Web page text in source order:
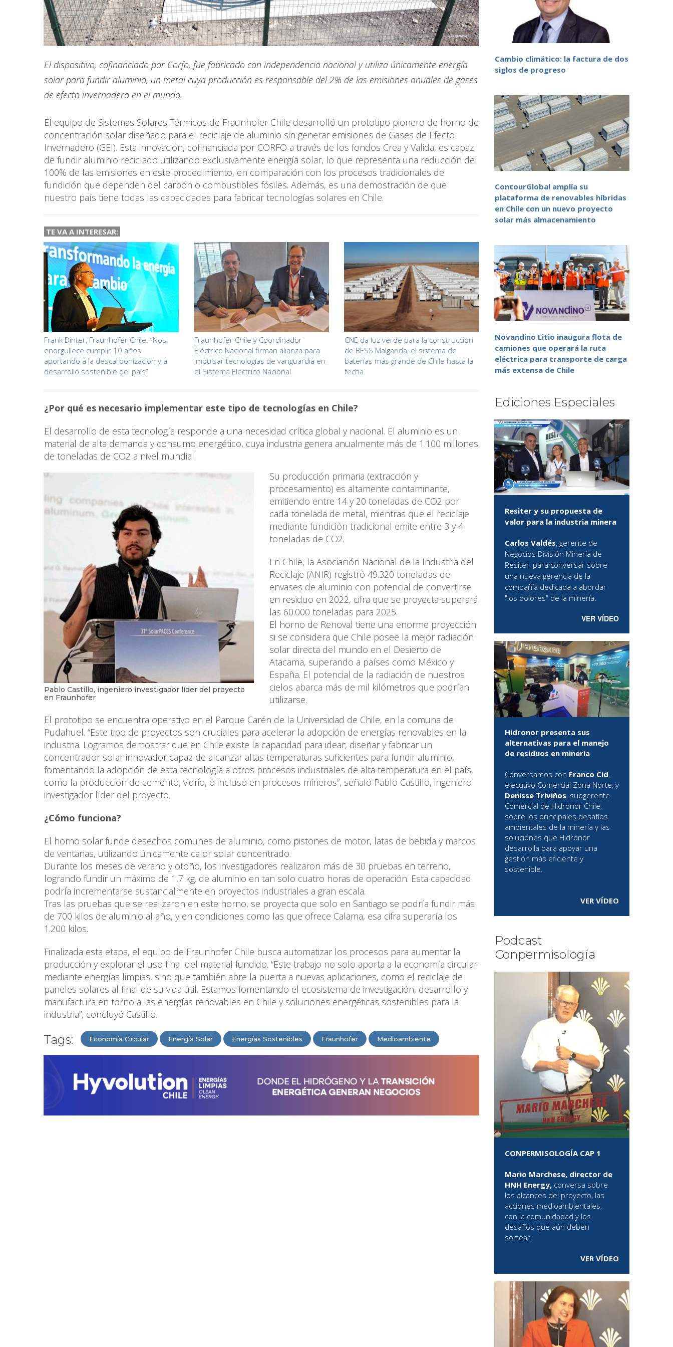
El dispositivo, cofinanciado por Corfo, fue fabricado con independencia nacional y utiliza únicamente energía
solar para fundir aluminio, un metal cuya producción es responsable del 2% de las emisiones anuales de gases
de efecto invernadero en el mundo.
El equipo de Sistemas Solares Térmicos de Fraunhofer Chile desarrolló un prototipo pionero de horno de
concentración solar diseñado para el reciclaje de aluminio sin generar emisiones de Gases de Efecto
Invernadero (GEI). Esta innovación, cofinanciada por CORFO a través de los fondos Crea y Valida, es capaz
de fundir aluminio reciclado utilizando exclusivamente energía solar, lo que representa una reducción del
100% de las emisiones en este procedimiento, en comparación con los procesos tradicionales de
fundición que dependen del carbón o combustibles fósiles. Además, es una demostración de que
nuestro país tiene todas las capacidades para fabricar tecnologías solares en Chile.
TE VA A INTERESAR:
Frank Dinter, Fraunhofer Chile: “Nos
enorgullece cumplir 10 años
aportando a la descarbonización y al
desarrollo sostenible del país”
Fraunhofer Chile y Coordinador
Eléctrico Nacional firman alianza para
impulsar tecnologías de vanguardia en
el Sistema Eléctrico Nacional
CNE da luz verde para la construcción
de BESS Malgarida, el sistema de
baterías más grande de Chile hasta la
fecha
¿Por qué es necesario implementar este tipo de tecnologías en Chile?
El desarrollo de esta tecnología responde a una necesidad crítica global y nacional. El aluminio es un
material de alta demanda y consumo energético, cuya industria genera anualmente más de 1.100 millones
de toneladas de CO2 a nivel mundial.
Pablo Castillo, ingeniero investigador líder del proyecto
en Fraunhofer
Su producción primaria (extracción y
procesamiento) es altamente contaminante,
emitiendo entre 14 y 20 toneladas de CO2 por
cada tonelada de metal, mientras que el reciclaje
mediante fundición tradicional emite entre 3 y 4
toneladas de CO2.
En Chile, la Asociación Nacional de la Industria del
Reciclaje (ANIR) registró 49.320 toneladas de
envases de aluminio con potencial de convertirse
en residuo en 2022, cifra que se proyecta superará
las 60.000 toneladas para 2025.
El horno de Renoval tiene una enorme proyección
si se considera que Chile posee la mejor radiación
solar directa del mundo en el Desierto de
Atacama, superando a países como México y
España. El potencial de la radiación de nuestros
cielos abarca más de mil kilómetros que podrían
utilizarse.
El prototipo se encuentra operativo en el Parque Carén de la Universidad de Chile, en la comuna de
Pudahuel. “Este tipo de proyectos son cruciales para acelerar la adopción de energías renovables en la
industria. Logramos demostrar que en Chile existe la capacidad para idear, diseñar y fabricar un
concentrador solar innovador capaz de alcanzar altas temperaturas suficientes para fundir aluminio,
fomentando la adopción de esta tecnología a otros procesos industriales de alta temperatura en el país,
como la producción de cemento, vidrio, o incluso en procesos mineros”, señaló Pablo Castillo, ingeniero
investigador líder del proyecto.
¿Cómo funciona?
El horno solar funde desechos comunes de aluminio, como pistones de motor, latas de bebida y marcos
de ventanas, utilizando únicamente calor solar concentrado.
Durante los meses de verano y otoño, los investigadores realizaron más de 30 pruebas en terreno,
logrando fundir un máximo de 1,7 kg. de aluminio en tan solo cuatro horas de operación. Esta capacidad
podría incrementarse sustancialmente en proyectos industriales a gran escala.
Tras las pruebas que se realizaron en este horno, se proyecta que solo en Santiago se podría fundir más
de 700 kilos de aluminio al año, y en condiciones como las que ofrece Calama, esa cifra superaría los
1.200 kilos.
Finalizada esta etapa, el equipo de Fraunhofer Chile busca automatizar los procesos para aumentar la
producción y explorar el uso final del material fundido. “Este trabajo no solo aporta a la economía circular
mediante energías limpias, sino que también abre la puerta a nuevas aplicaciones, como el reciclaje de
paneles solares al final de su vida útil. Estamos fomentando el ecosistema de investigación, desarrollo y
manufactura en torno a las energías renovables en Chile y soluciones energéticas sostenibles para la
industria”, concluyó Castillo.
Tags: Economía Circular Energía Solar Energías Sostenibles Fraunhofer Medioambiente
Cambio climático: la factura de dos
siglos de progreso
ContourGlobal amplía su
plataforma de renovables híbridas
en Chile con un nuevo proyecto
solar más almacenamiento
Novandino Litio inaugura flota de
camiones que operará la ruta
eléctrica para transporte de carga
más extensa de Chile
Ediciones Especiales
Resiter y su propuesta de
valor para la industria minera
Carlos Valdés, gerente de
Negocios División Minería de
Resiter, para conversar sobre
una nueva gerencia de la
compañía dedicada a abordar
"los dolores" de la minería.
VER VÍDEO
Hidronor presenta sus
alternativas para el manejo
de residuos en minería
Conversamos con Franco Cid,
ejecutivo Comercial Zona Norte, y
Denisse Triviños, subgerente
Comercial de Hidronor Chile,
sobre los principales desafíos
ambientales de la minería y las
soluciones que Hidronor
desarrolla para apoyar una
gestión más eficiente y
sostenible.
VER VÍDEO
Podcast
Conpermisología
CONPERMISOLOGÍA CAP 1
Mario Marchese, director de
HNH Energy, conversa sobre
los alcances del proyecto, las
acciones medioambientales,
con la comunidadad y los
desafíos que aún deben
sortear.
VER VÍDEO